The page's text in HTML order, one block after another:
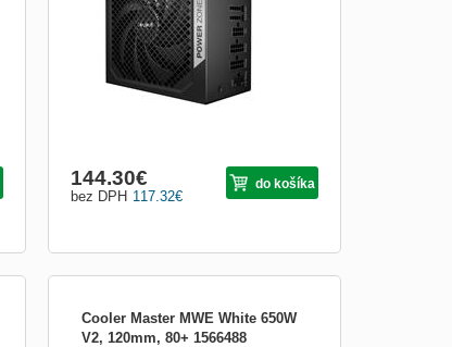
117.32€
bez DPH
144.30€ do košíka
Cooler Master MWE White 650W
V2, 120mm, 80+ 1566488